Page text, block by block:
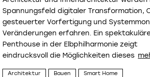
Spannungsfeld digitaler Transformation,
gesteuerter Vorfertigung und
Veränderungen erfahren. Ein
Penthouse in der Elbphilharmonie zeigt
eindrucksvoll die Möglichkeiten dieses
Architektur Bauen Smart Home